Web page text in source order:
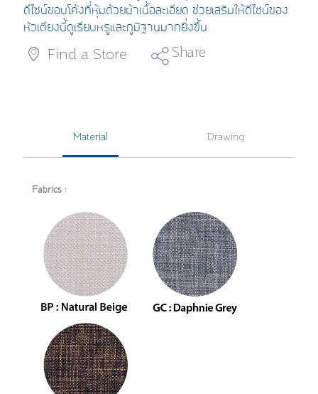
ดีไซน์ขอบโค้งที่หุ้มด้วยผ้าเนื้อละเอียด ช่วยเสริมให้ดีไซน์ของ
หัวเตียงนี้ดูเรียบหรูและภูมิฐานมากยิ่งขึ้น
Find a Store Share
Material Drawing
Fabrics :